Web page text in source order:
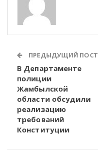
ПРЕДЫДУЩИЙ ПОСТ
В Департаменте
полиции
Жамбылской
области обсудили
реализацию
требований
Конституции